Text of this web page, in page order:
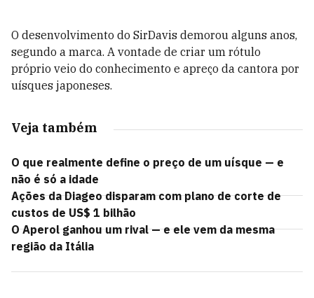
O desenvolvimento do SirDavis demorou alguns anos,
segundo a marca. A vontade de criar um rótulo
próprio veio do conhecimento e apreço da cantora por
uísques japoneses.
Veja também
O que realmente define o preço de um uísque — e
não é só a idade
Ações da Diageo disparam com plano de corte de
custos de US$ 1 bilhão
O Aperol ganhou um rival — e ele vem da mesma
região da Itália